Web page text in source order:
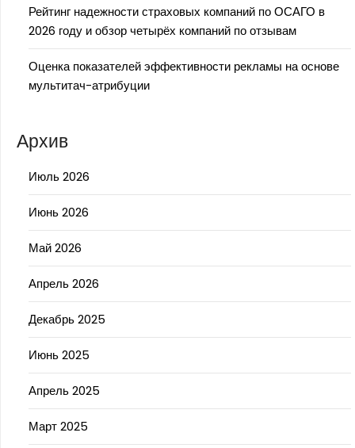
Рейтинг надежности страховых компаний по ОСАГО в
2026 году и обзор четырёх компаний по отзывам
Оценка показателей эффективности рекламы на основе
мультитач-атрибуции
Архив
Июль 2026
Июнь 2026
Май 2026
Апрель 2026
Декабрь 2025
Июнь 2025
Апрель 2025
Март 2025